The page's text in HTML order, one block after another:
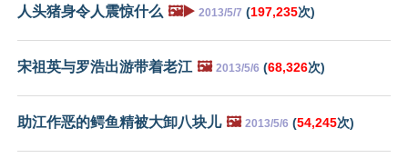
人头猪身令人震惊什么 🖼️▶️ 2013/5/7 (197,235次)
宋祖英与罗浩出游带着老江 🖼️ 2013/5/6 (68,326次)
助江作恶的鳄鱼精被大卸八块儿 🖼️ 2013/5/6 (54,245次)